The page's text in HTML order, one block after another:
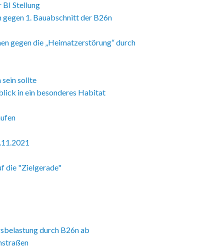
BI Stellung
1. Bauabschnitt der B26n
gegen die „Heimatzerstörung“ durch
sein sollte
in ein besonderes Habitat
die "Zielgerade"
durch B26n ab